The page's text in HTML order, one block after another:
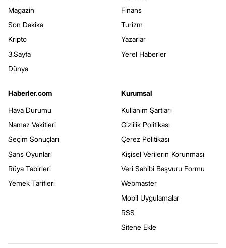
Magazin
Son Dakika
Kripto
3.Sayfa
Dünya
Finans
Turizm
Yazarlar
Yerel Haberler
Haberler.com
Hava Durumu
Namaz Vakitleri
Seçim Sonuçları
Şans Oyunları
Rüya Tabirleri
Yemek Tarifleri
Kurumsal
Kullanım Şartları
Gizlilik Politikası
Çerez Politikası
Kişisel Verilerin Korunması
Veri Sahibi Başvuru Formu
Webmaster
Mobil Uygulamalar
RSS
Sitene Ekle